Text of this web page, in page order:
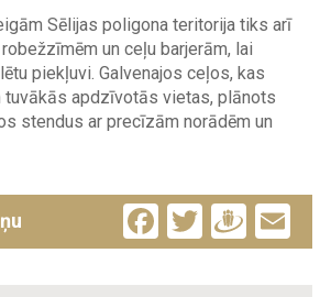
Sēlijas poligona teritorija tiks arī
un ceļu barjerām, lai
piekļuvi. Galvenajos ceļos, kas
tuvākās apdzīvotās vietas, plānots
stendus ar precīzām norādēm un
Facebook
Twitter